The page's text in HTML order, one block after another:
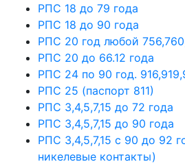
РПС 18 до 79 года
РПС 18 до 90 года
РПС 20 год любой
РПС 20 до 66.12 года
РПС 24 по 90 год.
РПС 25 (паспорт 811)
РПС 3,4,5,7,15 до 72 года
РПС 3,4,5,7,15 до 90 года
РПС 3,4,5,7,15 с 90 до 92
никелевые контакты)